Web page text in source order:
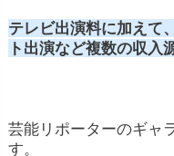
テレビ出演料に加えて
ト出演など複数の収入
芸能リポーターのギャ
す。